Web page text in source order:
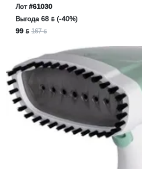
Лот#61030
Выгода 68 ƃ (-40%)
99 ƃ 167 ƃ